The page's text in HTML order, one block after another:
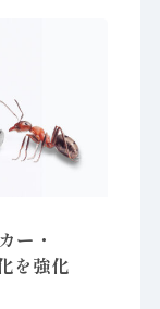
ー・
を強化